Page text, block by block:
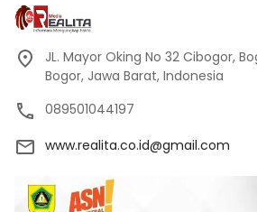
JL. Mayor Oking No 32 Cibogor,
Bogor, Jawa Barat, Indonesia
089501044197
www.realita.co.id@gmail.com